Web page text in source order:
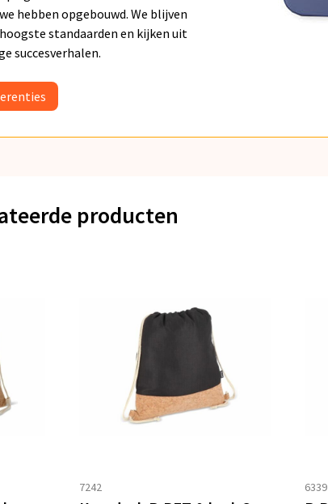
hebben opgebouwd. We blijven
standaarden en kijken uit
succesverhalen.
producten
7242 6339